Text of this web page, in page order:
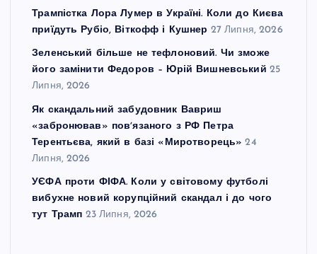
Трампістка Лора Лумер в Україні. Коли до Києва
приїдуть Рубіо, Віткофф і Кушнер 27 Липня, 2026
Зеленський більше не тефлоновий. Чи зможе
його замінити Федоров – Юрій Вишневський 25
Липня, 2026
Як скандальний забудовник Вавриш
«забронював» повʼязаного з РФ Петра
Терентьєва, який в базі «Миротворець» 24
Липня, 2026
УЄФА проти ФІФА. Коли у світовому футболі
вибухне новий корупційний скандал і до чого
тут Трамп 23 Липня, 2026